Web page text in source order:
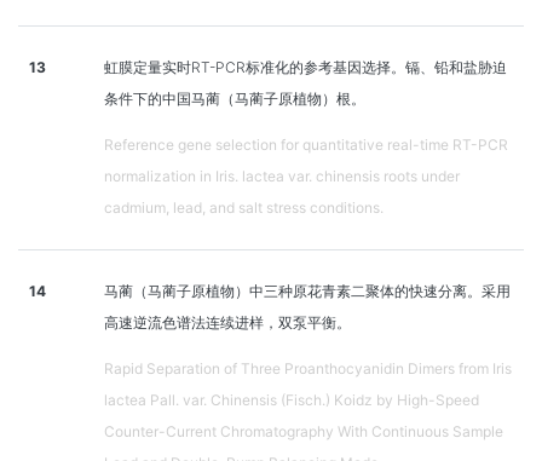
13
虹膜定量实时RT-PCR标准化的参考基因选择。镉、铅和盐胁迫
条件下的中国马蔺（马蔺子原植物）根。
Reference gene selection for quantitative real-time RT-PCR
normalization in Iris. lactea var. chinensis roots under
cadmium, lead, and salt stress conditions.
14
马蔺（马蔺子原植物）中三种原花青素二聚体的快速分离。采用
高速逆流色谱法连续进样，双泵平衡。
Rapid Separation of Three Proanthocyanidin Dimers from Iris
lactea Pall. var. Chinensis (Fisch.) Koidz by High-Speed
Counter-Current Chromatography With Continuous Sample